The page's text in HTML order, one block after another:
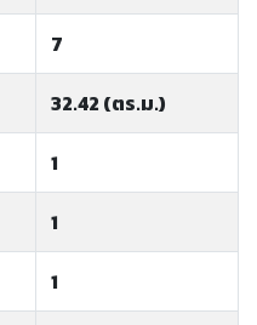
7
32.42 (ตร.ม.)
1
1
1